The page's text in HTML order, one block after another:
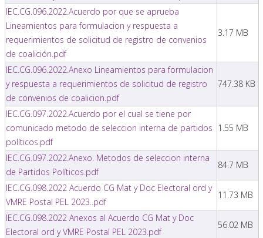
IEC.CG.096.2022.Acuerdo por que se aprueba
Lineamientos para formulacion y respuesta a
requerimientos de solicitud de registro de convenios
de coalición.pdf
3.17 MB
IEC.CG.096.2022.Anexo Lineamientos para formulacion
y respuesta a requerimientos de solicitud de registro
de convenios de coalicion.pdf
747.38 KB
IEC.CG.097.2022.Acuerdo por el cual se tiene por
comunicado metodo de seleccion interna de partidos
políticos.pdf
1.55 MB
IEC.CG.097.2022.Anexo. Metodos de seleccion interna
de Partidos Políticos.pdf
84.7 MB
IEC.CG.098.2022 Acuerdo CG Mat y Doc Electoral ord y
VMRE Postal PEL 2023..pdf
11.73 MB
IEC.CG.098.2022 Anexos al Acuerdo CG Mat y Doc
Electoral ord y VMRE Postal PEL 2023.pdf
56.02 MB